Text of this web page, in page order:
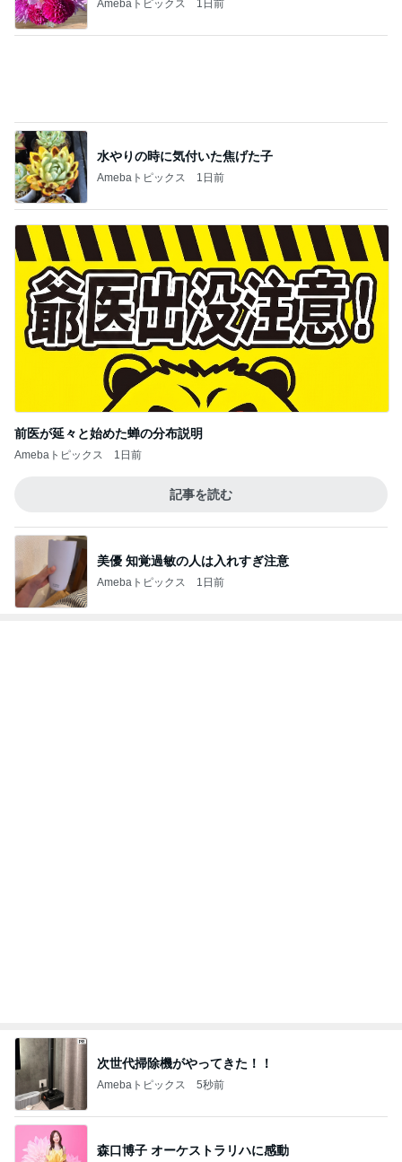
Amebaトピックス 1日前
前医が延々と始めた蝉の分布説明
Amebaトピックス 1日前
記事を読む
美優 知覚過敏の人は入れすぎ注意
Amebaトピックス 1日前
柏木由紀子 夏の定番献立と副菜
Amebaトピックス 13時間前